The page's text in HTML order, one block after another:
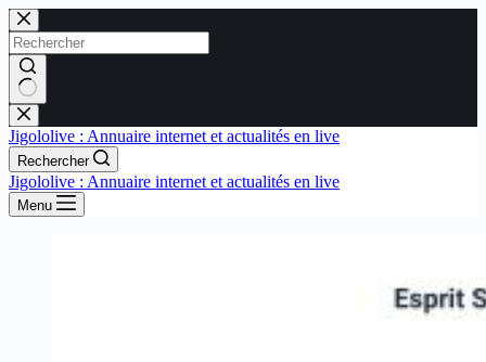
Passer
au
contenu
Aucun
résultat
Jigololive : Annuaire internet et actualités en live
Rechercher
Jigololive : Annuaire internet et actualités en live
Menu